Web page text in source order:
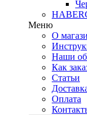
Меню
О
Наши
Как
Статьи
Оплата